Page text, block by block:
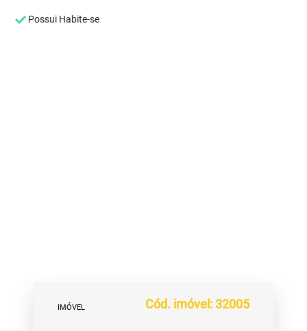
Possui Habite-se
IMÓVEL Cód. imóvel: 32005